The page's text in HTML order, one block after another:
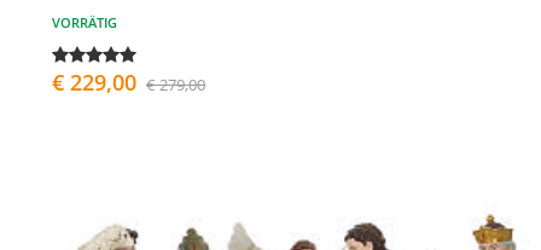
VORRÄTIG
€ 229,00 € 279,00